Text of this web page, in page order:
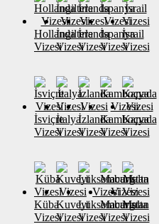
Hollanda
Vizesi
İngiltere
Vizesi
İrlanda
Vizesi
İspanya
Vizesi
İsrail
Vizesi
İsviçre
Vizesi
İtalya
Vizesi
İzlanda
Vizesi
Kamboçya
Vizesi
Kanada
Vizesi
Küba
Vizesi
Kuveyt
Vizesi
Lüksemburg
Vizesi
Macaristan
Vizesi
Malta
Vizesi